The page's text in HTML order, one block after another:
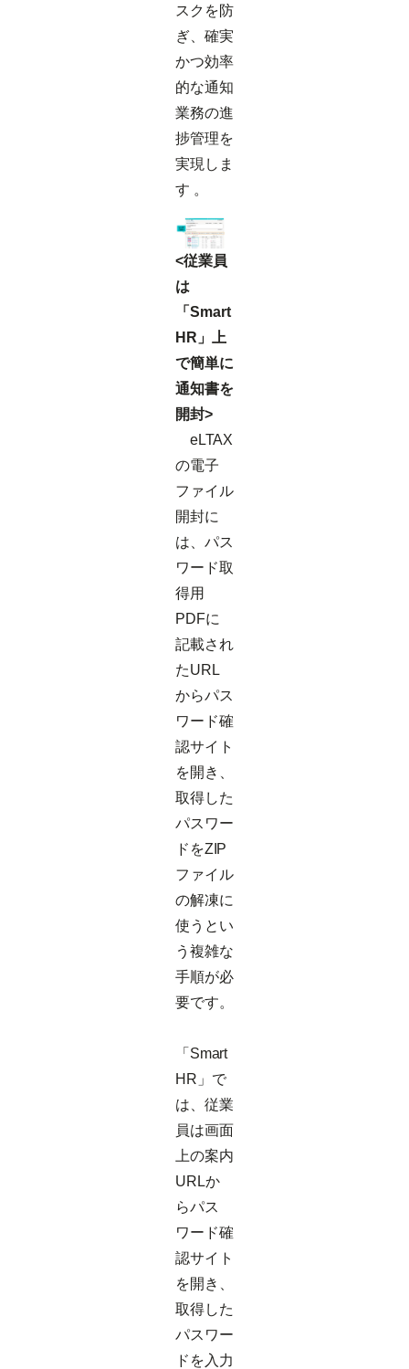
スクを防
ぎ、確実
かつ効率
的な通知
業務の進
捗管理を
実現しま
す 。
<従業員
は
「Smart
HR」上
で簡単に
通知書を
開封>
eLTAX
の電子
ファイル
開封に
は、パス
ワード取
得用
PDFに
記載され
たURL
からパス
ワード確
認サイト
を開き、
取得した
パスワー
ドをZIP
ファイル
の解凍に
使うとい
う複雑な
手順が必
要です。
「Smart
HR」で
は、従業
員は画面
上の案内
URLか
らパス
ワード確
認サイト
を開き、
取得した
パスワー
ドを入力